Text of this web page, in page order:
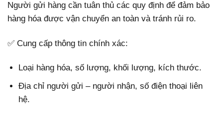
Người gửi hàng cần tuân thủ các quy định để đảm bảo
hàng hóa được vận chuyển an toàn và tránh rủi ro.
✅ Cung cấp thông tin chính xác:
Loại hàng hóa, số lượng, khối lượng, kích thước.
Địa chỉ người gửi – người nhận, số điện thoại liên
hệ.